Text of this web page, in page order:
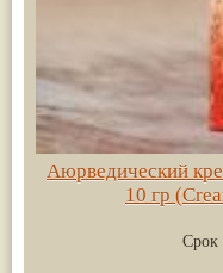
Аюрведический
10 гр
Срок